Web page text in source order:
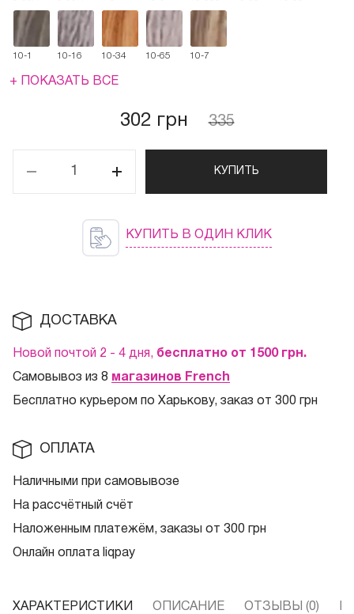
10-1 10-16 10-34 10-65 10-7
+ ПОКАЗАТЬ ВСЕ
302 грн 335
КУПИТЬ
КУПИТЬ В ОДИН КЛИК
ДОСТАВКА
Новой почтой 2 - 4 дня, бесплатно от 1500 грн.
Самовывоз из 8 магазинов French
Бесплатно курьером по Харькову, заказ от 300 грн
ОПЛАТА
Наличными при самовывозе
На рассчётный счёт
Наложенным платежём, заказы от 300 грн
Онлайн оплата liqpay
ХАРАКТЕРИСТИКИ ОПИСАНИЕ ОТЗЫВЫ (0)